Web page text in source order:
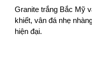
Granite trắng Bắc Mỹ
khiết, vân đá nhẹ
hiện đại.